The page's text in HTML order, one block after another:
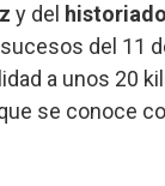
y del
del 11
a unos 20
se conoce